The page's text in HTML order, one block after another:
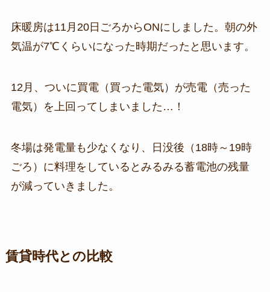
床暖房は11月20日ごろからONにしました。朝の外
気温が7℃くらいになった時期だったと思います。
12月、ついに買電（買った電気）が売電（売った
電気）を上回ってしまいました…！
冬場は発電量も少なくなり、日没後（18時～19時
ごろ）に料理をしているとみるみる蓄電池の残量
が減っていきました。
賃貸時代との比較